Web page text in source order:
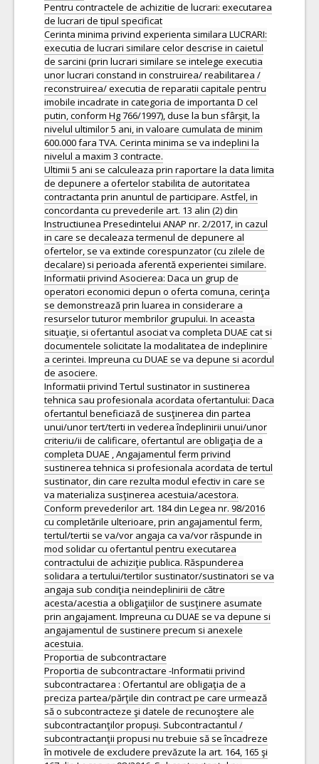
Pentru contractele de achizitie de lucrari: executarea
de lucrari de tipul specificat
Cerinta minima privind experienta similara LUCRARI:
executia de lucrari similare celor descrise in caietul
de sarcini (prin lucrari similare se intelege executia
unor lucrari constand in construirea/ reabilitarea /
reconstruirea/ executia de reparatii capitale pentru
imobile incadrate in categoria de importanta D cel
putin, conform Hg 766/1997), duse la bun sfârşit, la
nivelul ultimilor 5 ani, in valoare cumulata de minim
600.000 fara TVA. Cerinta minima se va indeplini la
nivelul a maxim 3 contracte.
Ultimii 5 ani se calculeaza prin raportare la data limita
de depunere a ofertelor stabilita de autoritatea
contractanta prin anuntul de participare. Astfel, in
concordanta cu prevederile art. 13 alin (2) din
Instructiunea Presedintelui ANAP nr. 2/2017, in cazul
in care se decaleaza termenul de depunere al
ofertelor, se va extinde corespunzator (cu zilele de
decalare) si perioada aferentă experientei similare.
Informatii privind Asocierea: Daca un grup de
operatori economici depun o oferta comuna, cerinţa
se demonstrează prin luarea in considerare a
resurselor tuturor membrilor grupului. In aceasta
situaţie, si ofertantul asociat va completa DUAE cat si
documentele solicitate la modalitatea de indeplinire
a cerintei. Impreuna cu DUAE se va depune si acordul
de asociere.
Informatii privind Tertul sustinator in sustinerea
tehnica sau profesionala acordata ofertantului: Daca
ofertantul beneficiază de susţinerea din partea
unui/unor tert/terti in vederea îndeplinirii unui/unor
criteriu/ii de calificare, ofertantul are obligaţia de a
completa DUAE , Angajamentul ferm privind
sustinerea tehnica si profesionala acordata de tertul
sustinator, din care rezulta modul efectiv in care se
va materializa susţinerea acestuia/acestora.
Conform prevederilor art. 184 din Legea nr. 98/2016
cu completările ulterioare, prin angajamentul ferm,
tertul/tertii se va/vor angaja ca va/vor răspunde in
mod solidar cu ofertantul pentru executarea
contractului de achiziţie publica. Răspunderea
solidara a tertului/tertilor sustinator/sustinatori se va
angaja sub condiţia neindeplinirii de către
acesta/acestia a obligaţiilor de susţinere asumate
prin angajament. Impreuna cu DUAE se va depune si
angajamentul de sustinere precum si anexele
acestuia.
Proportia de subcontractare
Proportia de subcontractare -Informatii privind
subcontractarea : Ofertantul are obligaţia de a
preciza partea/părţile din contract pe care urmează
să o subcontracteze şi datele de recunoştere ale
subcontractanţilor propuși. Subcontractantul /
subcontractanţii propusi nu trebuie să se încadreze
în motivele de excludere prevăzute la art. 164, 165 şi